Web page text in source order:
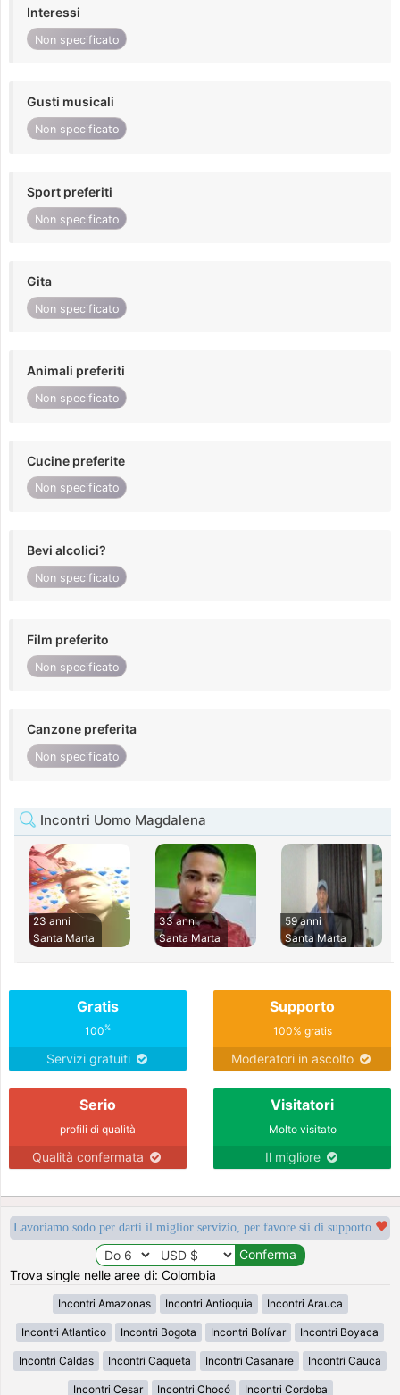
Interessi
Non specificato
Gusti musicali
Non specificato
Sport preferiti
Non specificato
Gita
Non specificato
Animali preferiti
Non specificato
Cucine preferite
Non specificato
Bevi alcolici?
Non specificato
Film preferito
Non specificato
Canzone preferita
Non specificato
Incontri Uomo Magdalena
23 anni
Santa Marta
33 anni
Santa Marta
59 anni
Santa Marta
Gratis
100%
Servizi gratuiti
Supporto
100% gratis
Moderatori in ascolto
Serio
profili di qualità
Qualità confermata
Visitatori
Molto visitato
Il migliore
Lavoriamo sodo per darti il miglior servizio, per favore sii di supporto
Trova single nelle aree di: Colombia
Incontri Amazonas Incontri Antioquia Incontri Arauca
Incontri Atlantico Incontri Bogota Incontri Bolívar Incontri Boyaca
Incontri Caldas Incontri Caqueta Incontri Casanare Incontri Cauca
Incontri Cesar Incontri Chocó Incontri Cordoba